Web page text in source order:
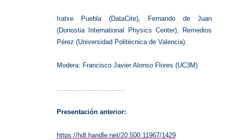
Iratxe Puebla (DataCite), Fernando de Juan
(Donostia International Physics Center), Remedios
Pérez (Universidad Politécnica de Valencia).
Modera: Francisco Javier Alonso Flores (UC3M)
………………………….
Presentación anterior:
https://hdl.handle.net/20.500.11967/1429